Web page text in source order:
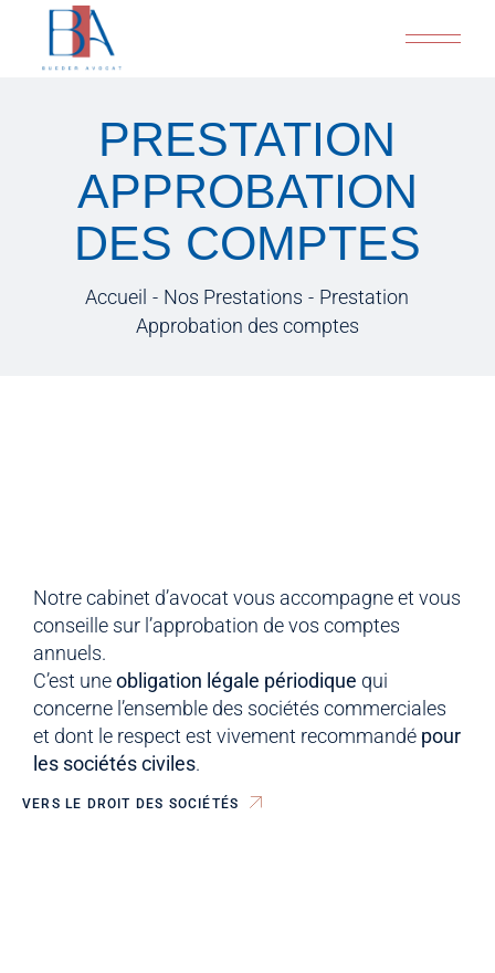
PRESTATION
APPROBATION
DES COMPTES
Accueil Nos Prestations
Prestation
Approbation des comptes
Notre cabinet d’avocat vous accompagne et vous
conseille sur l’approbation de vos comptes
annuels.
C’est uneobligation légale périodique qui
concerne l’ensemble des sociétés commerciales
et dont le respect est vivement recommandé pour
les sociétés civiles.
VERS LE DROIT DES SOCIÉTÉS